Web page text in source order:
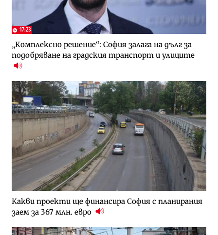
17:23
„Комплексно решение“: София залага на дълг за
подобряване на градския транспорт и улиците
Какви проекти ще финансира София с планирания
заем за 367 млн. евро